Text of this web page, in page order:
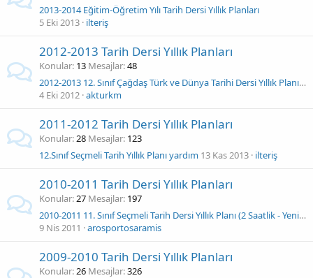
2013-2014 Eğitim-Öğretim Yılı Tarih Dersi Yıllık Planları
5 Eki 2013 ilteriş
2012-2013 Tarih Dersi Yıllık Planları
Konular 13 Mesajlar 48
2012-2013 12. Sınıf Çağdaş Türk ve Dünya Tarihi Dersi Yıllık Planı (2 Saat ÇTDT)
4 Eki 2012 akturkm
2011-2012 Tarih Dersi Yıllık Planları
Konular 28 Mesajlar 123
12.Sınıf Seçmeli Tarih Yıllık Planı yardım 13 Kas 2013 ilteriş
2010-2011 Tarih Dersi Yıllık Planları
Konular 27 Mesajlar 197
2010-2011 11. Sınıf Seçmeli Tarih Dersi Yıllık Planı (2 Saatlik - Yeni Müfredat)
9 Nis 2011
arosportosaramis
2009-2010 Tarih Dersi Yıllık Planları
Konular 26 Mesajlar 326